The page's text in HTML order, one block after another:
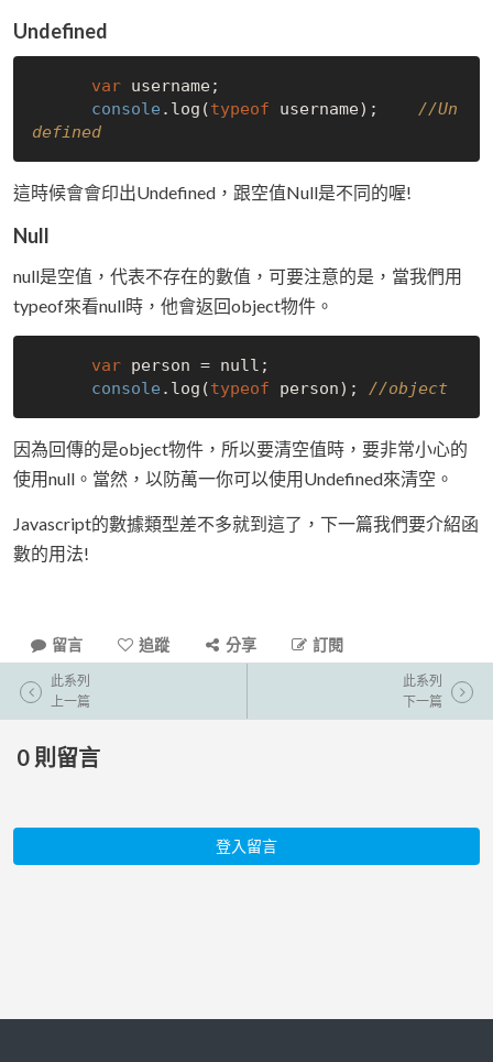
Undefined
var username;
console .log(typeof username); //Un
defined
這時候會會印出Undefined，跟空值Null是不同的喔!
Null
null是空值，代表不存在的數值，可要注意的是，當我們用
typeof來看null時，他會返回object物件。
var person = null ;
console .log(typeof person); //object
因為回傳的是object物件，所以要清空值時，要非常小心的
使用null。當然，以防萬一你可以使用Undefined來清空。
Javascript的數據類型差不多就到這了，下一篇我們要介紹函
數的用法!
留言 追蹤 分享 訂閱
此系列
上一篇
此系列
下一篇
0 則留言
登入留言